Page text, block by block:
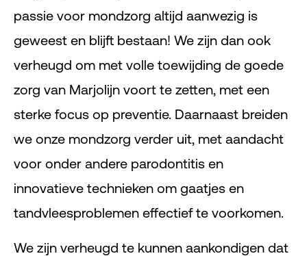
passie voor mondzorg altijd aanwezig is
geweest en blijft bestaan! We zijn dan ook
verheugd om met volle toewijding de goede
zorg van Marjolijn voort te zetten, met een
sterke focus op preventie. Daarnaast breiden
we onze mondzorg verder uit, met aandacht
voor onder andere parodontitis en
innovatieve technieken om gaatjes en
tandvleesproblemen effectief te voorkomen.
We zijn verheugd te kunnen aankondigen dat